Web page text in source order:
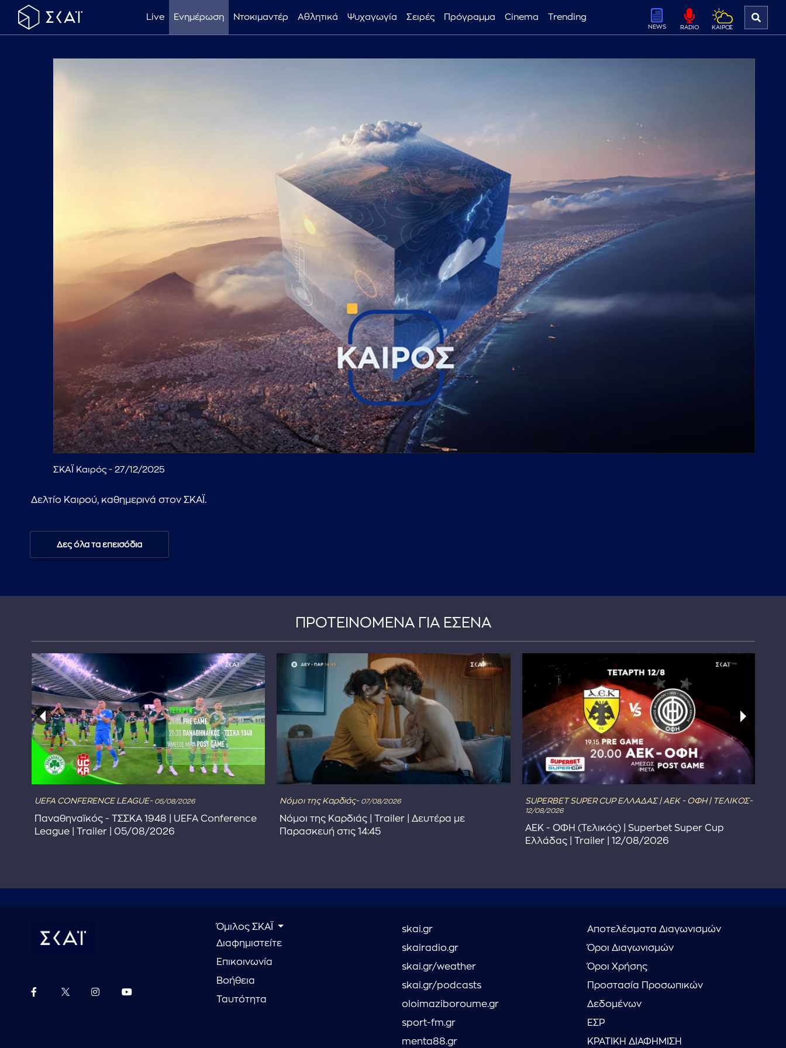
Live Ενημέρωση Ντοκιμαντέρ Αθλητικά Ψυχαγωγία Σειρές Πρόγραμμα Cinema Trending
NEWS RADIO ΚΑΙΡΟΣ
...πληκτρολογήστε κείμενο προς αναζήτηση
ΣΚΑΪ Καιρός - 27/12/2025
Δελτίο Καιρού, καθημερινά στον ΣΚΑΪ.
Δες όλα τα επεισόδια
ΠΡΟΤΕΙΝΟΜΕΝΑ ΓΙΑ ΕΣΕΝΑ
UEFA CONFERENCE LEAGUE- 05/08/2026
Παναθηναϊκός - ΤΣΣΚΑ 1948 | UEFA Conference
League | Trailer | 05/08/2026
Νόμοι της Καρδιάς- 07/08/2026
Νόμοι της Καρδιάς | Trailer | Δευτέρα με
Παρασκευή στις 14:45
SUPERBET SUPER CUP ΕΛΛΑΔΑΣ | ΑΕΚ - ΟΦΗ | ΤΕΛΙΚΟΣ-
12/08/2026
ΑΕΚ - ΟΦΗ (Τελικός) | Superbet Super Cup
Ελλάδας | Trailer | 12/08/2026
Όμιλος ΣΚΑΪ
Διαφημιστείτε
Επικοινωνία
Βοήθεια
Ταυτότητα
skai.gr
skairadio.gr
skai.gr/weather
skai.gr/podcasts
oloimaziboroume.gr
sport-fm.gr
menta88.gr
Αποτελέσματα Διαγωνισμών
Όροι Διαγωνισμών
Όροι Χρήσης
Προστασία Προσωπικών
Δεδομένων
ΕΣΡ
ΚΡΑΤΙΚΗ ΔΙΑΦΗΜΙΣΗ